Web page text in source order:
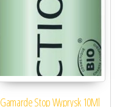
Gamarde Stop Wyprysk 10Ml